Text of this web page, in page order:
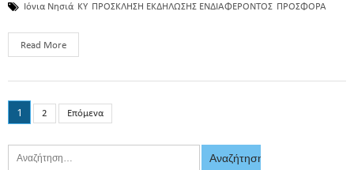
Ιόνια Νησιά ΚΥ ΠΡΟΣΚΛΗΣΗ ΕΚΔΗΛΩΣΗΣ ΕΝΔΙΑΦΕΡΟΝΤΟΣ ΠΡΟΣΦΟΡΑ
Read More
1 2 Επόμενα